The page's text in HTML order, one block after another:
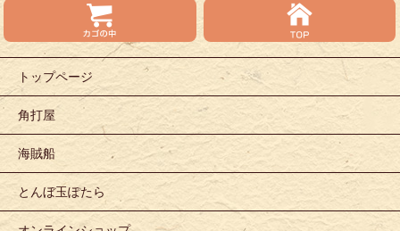
トップページ
角打屋
海賊船
とんぼ玉ぽたら